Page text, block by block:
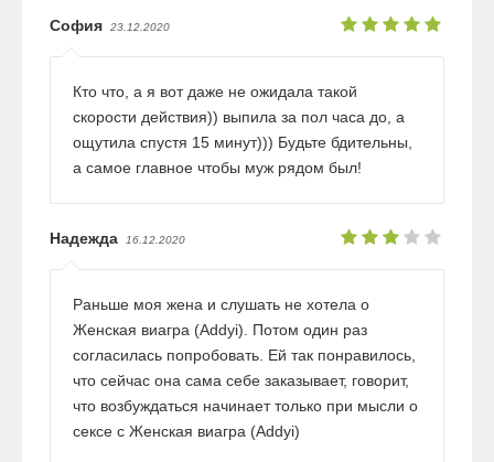
София 23.12.2020
Кто что, а я вот даже не ожидала такой
скорости действия)) выпила за пол часа до, а
ощутила спустя 15 минут))) Будьте бдительны,
а самое главное чтобы муж рядом был!
Надежда 16.12.2020
Раньше моя жена и слушать не хотела о
Женская виагра (Addyi). Потом один раз
согласилась попробовать. Ей так понравилось,
что сейчас она сама себе заказывает, говорит,
что возбуждаться начинает только при мысли о
сексе с Женская виагра (Addyi)